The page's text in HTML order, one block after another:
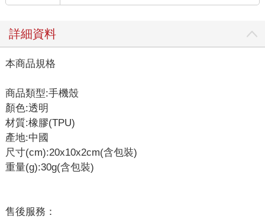
詳細資料
本商品規格
商品類型:手機殼
顏色:透明
材質:橡膠(TPU)
產地:中國
尺寸(cm):20x10x2cm(含包裝)
重量(g):30g(含包裝)
售後服務：